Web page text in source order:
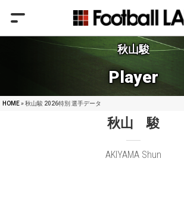
秋山駿
Player
HOME» 秋山駿 2026特別 選手データ
秋山 駿
AKIYAMA Shun